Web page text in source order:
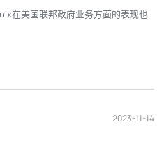
在美国联邦政府业务方面的表现也
2023-11-14